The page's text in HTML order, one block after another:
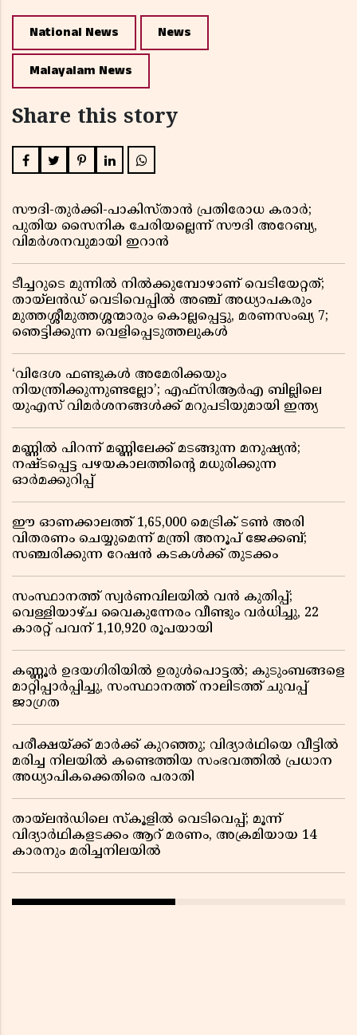
National News News
Malayalam News
Share this story
സൗദി-തുർക്കി-പാകിസ്താൻ പ്രതിരോധ കരാർ;
പുതിയ സൈനിക ചേരിയല്ലെന്ന് സൗദി അറേബ്യ,
വിമർശനവുമായി ഇറാൻ
ടീച്ചറുടെ മുന്നിൽ നിൽക്കുമ്പോഴാണ് വെടിയേറ്റത്;
തായ്‌ലൻഡ് വെടിവെപ്പിൽ അഞ്ച് അധ്യാപകരും
മുത്തശ്ശീമുത്തശ്ശന്മാരും കൊല്ലപ്പെട്ടു, മരണസംഖ്യ 7;
ഞെട്ടിക്കുന്ന വെളിപ്പെടുത്തലുകൾ
‘വിദേശ ഫണ്ടുകൾ അമേരിക്കയും
നിയന്ത്രിക്കുന്നുണ്ടല്ലോ’; എഫ്സിആർഎ ബില്ലിലെ
യുഎസ് വിമർശനങ്ങൾക്ക് മറുപടിയുമായി ഇന്ത്യ
മണ്ണിൽ പിറന്ന് മണ്ണിലേക്ക് മടങ്ങുന്ന മനുഷ്യൻ;
നഷ്ടപ്പെട്ട പഴയകാലത്തിൻ്റെ മധുരിക്കുന്ന
ഓർമക്കുറിപ്പ്
ഈ ഓണക്കാലത്ത് 1,65,000 മെട്രിക് ടൺ അരി
വിതരണം ചെയ്യുമെന്ന് മന്ത്രി അനൂപ് ജേക്കബ്;
സഞ്ചരിക്കുന്ന റേഷൻ കടകൾക്ക് തുടക്കം
സംസ്ഥാനത്ത് സ്വർണവിലയിൽ വൻ കുതിപ്പ്;
വെള്ളിയാഴ്ച വൈകുന്നേരം വീണ്ടും വർധിച്ചു, 22
കാരറ്റ് പവന് 1,10,920 രൂപയായി
കണ്ണൂർ ഉദയഗിരിയിൽ ഉരുൾപൊട്ടൽ; കുടുംബങ്ങളെ
മാറ്റിപ്പാർപ്പിച്ചു, സംസ്ഥാനത്ത് നാലിടത്ത് ചുവപ്പ്
ജാഗ്രത
പരീക്ഷയ്ക്ക് മാർക്ക് കുറഞ്ഞു; വിദ്യാർഥിയെ വീട്ടിൽ
മരിച്ച നിലയിൽ കണ്ടെത്തിയ സംഭവത്തിൽ പ്രധാന
അധ്യാപികക്കെതിരെ പരാതി
തായ്‌ലൻഡിലെ സ്‌കൂളിൽ വെടിവെപ്പ്; മൂന്ന്
വിദ്യാർഥികളടക്കം ആറ് മരണം, അക്രമിയായ 14
കാരനും മരിച്ചനിലയിൽ